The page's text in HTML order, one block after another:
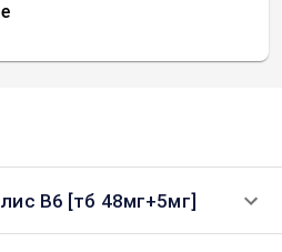
В6 [тб 48мг+5мг]